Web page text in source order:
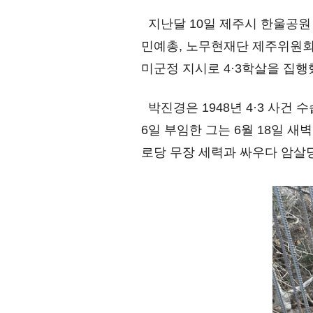
지난달 10일 제주시 한울공
민예총, 노무현재단 제주위원
미군정 지시로 4·3학살을 집
박진경은 1948년 4·3 사건
6일 부임한 그는 6월 18일 새
로당 무장 세력과 싸우다 암살